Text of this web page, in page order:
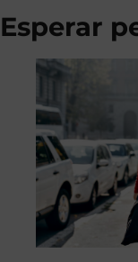
Esperar